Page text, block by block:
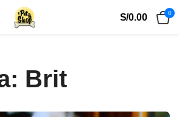
S/0.00 0
Brit